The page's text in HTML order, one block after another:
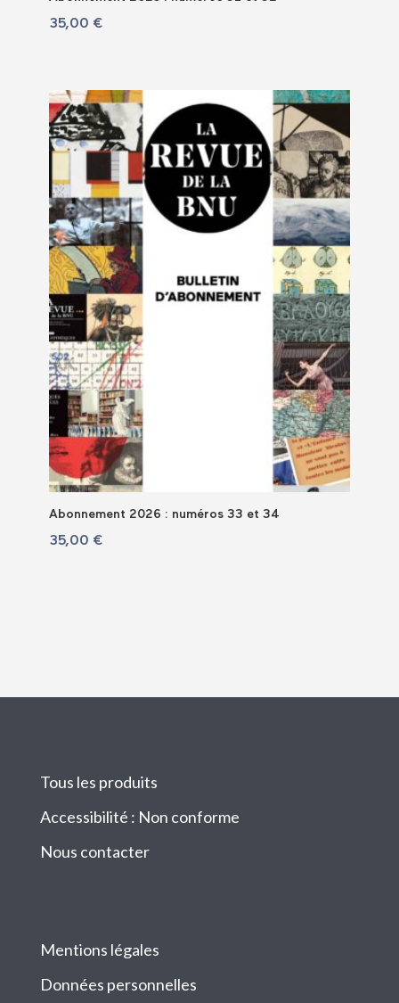
35,00 €
Abonnement 2026 : numéros 33 et 34
35,00 €
Tous les produits
Accessibilité : Non conforme
Nous contacter
Mentions légales
Données personnelles